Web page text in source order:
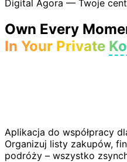
Digital Agora — Twoje
Own Every
In Your Private
Aplikacja do współpracy
Organizuj listy zakupów,
podróży – wszystko